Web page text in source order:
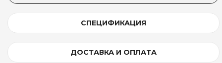
СПЕЦИФИКАЦИЯ
ДОСТАВКА И ОПЛАТА